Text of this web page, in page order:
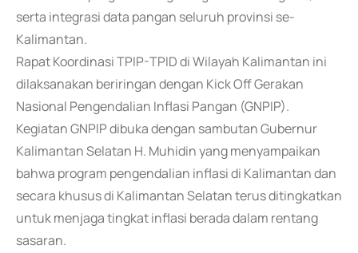
serta integrasi data pangan seluruh provinsi se-
Kalimantan.
Rapat Koordinasi TPIP-TPID di Wilayah Kalimantan ini
dilaksanakan beriringan dengan Kick Off Gerakan
Nasional Pengendalian Inflasi Pangan (GNPIP).
Kegiatan GNPIP dibuka dengan sambutan Gubernur
Kalimantan Selatan H. Muhidin yang menyampaikan
bahwa program pengendalian inflasi di Kalimantan dan
secara khusus di Kalimantan Selatan terus ditingkatkan
untuk menjaga tingkat inflasi berada dalam rentang
sasaran.